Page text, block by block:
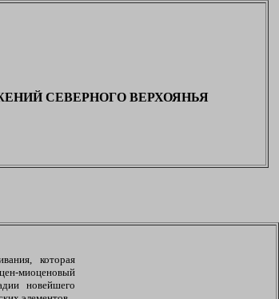
СЕВЕРНОГО ВЕРХОЯНЬЯ
которая
миоценовый
новейшего